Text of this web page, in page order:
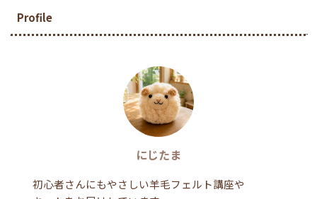
Profile
にじたま
初心者さんにもやさしい羊毛フェルト講座や